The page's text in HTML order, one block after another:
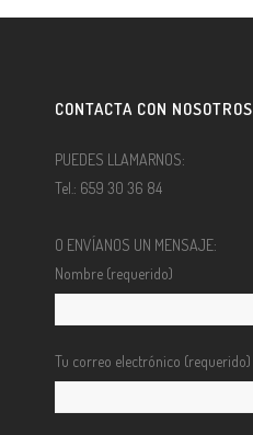
CONTACTA CON NOSOTROS
PUEDES LLAMARNOS:
Tel.: 659 30 36 84
O ENVÍANOS UN MENSAJE:
Nombre (requerido)
Tu correo electrónico (requerido)